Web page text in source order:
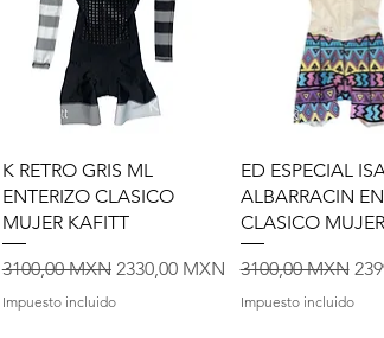
Vista rápida
K RETRO GRIS ML
ENTERIZO CLASICO
MUJER KAFITT
Precio
3100,00 MXN Precio de oferta
2330,00 MXN
Impuesto incluido
Vista
ED ESPECIAL
ALBARRACIN
CLASICO
Precio
3100,00 MXN
Impuesto incluido